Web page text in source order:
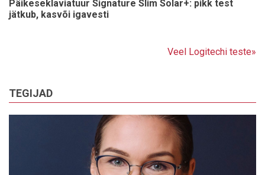
Päikeseklaviatuur Signature Slim Solar+: pikk test
jätkub, kasvõi igavesti
Veel Logitechi teste»
TEGIJAD